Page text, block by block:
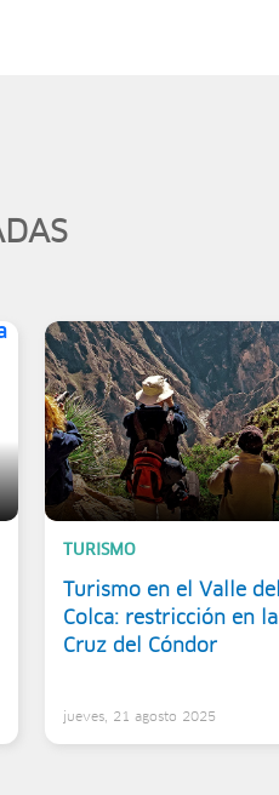
TURISMO
Turismo en el Valle del
Colca: restricción en la
Cruz del Cóndor
jueves, 21 agosto 2025